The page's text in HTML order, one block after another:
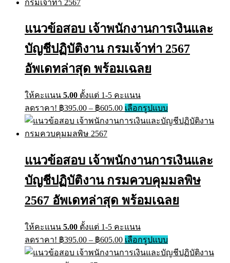
The
options
be
chosen
แนวข้อสอบ เจ้าพนักงานการเงินและ
บัญชีปฏิบัติงาน กรมเจ้าท่า 2567
อัพเดทล่าสุด พร้อมเฉลย
ให้คะแนน 5.00 ตั้งแต่ 1-5 คะแนน
ลดราคา! ฿395.00 – ฿605.00Price
range:
฿395.00
เลือกรูปแบบThis
product
has
options
be
chosen
on
the
แนวข้อสอบ เจ้าพนักงานการเงินและ
บัญชีปฏิบัติงาน กรมควบคุมมลพิษ
2567 อัพเดทล่าสุด พร้อมเฉลย
ให้คะแนน 5.00 ตั้งแต่ 1-5 คะแนน
ลดราคา! ฿395.00 – ฿605.00Price
range:
฿395.00
เลือกรูปแบบThis
product
has